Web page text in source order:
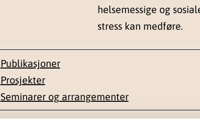
helsemessige og
stress kan medføre.
Publikasjoner
Prosjekter
Seminarer og arrangementer